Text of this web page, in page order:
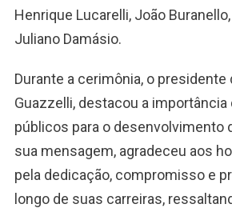
Henrique Lucarelli, João
Juliano Damásio.
Durante a cerimônia, o presidente
Guazzelli, destacou a
públicos para o desenvolvimento
sua mensagem, agradeceu aos
pela dedicação, compromisso e
longo de suas carreiras,